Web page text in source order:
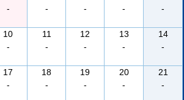
-
-
-
-
-
10
-
11
-
12
-
13
-
14
-
17
-
18
-
19
-
20
-
21
-